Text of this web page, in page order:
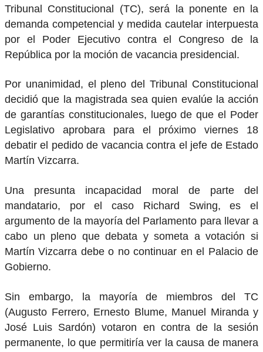
Tribunal Constitucional (TC), será la ponente en la
demanda competencial y medida cautelar interpuesta
por el Poder Ejecutivo contra el Congreso de la
República por la moción de vacancia presidencial.
Por unanimidad, el pleno del Tribunal Constitucional
decidió que la magistrada sea quien evalúe la acción
de garantías constitucionales, luego de que el Poder
Legislativo aprobara para el próximo viernes 18
debatir el pedido de vacancia contra el jefe de Estado
Martín Vizcarra.
Una presunta incapacidad moral de parte del
mandatario, por el caso Richard Swing, es el
argumento de la mayoría del Parlamento para llevar a
cabo un pleno que debata y someta a votación si
Martín Vizcarra debe o no continuar en el Palacio de
Gobierno.
Sin embargo, la mayoría de miembros del TC
(Augusto Ferrero, Ernesto Blume, Manuel Miranda y
José Luis Sardón) votaron en contra de la sesión
permanente, lo que permitiría ver la causa de manera